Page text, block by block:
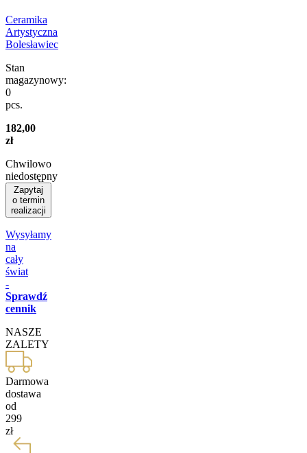
Ceramika
Artystyczna
Bolesławiec
Stan
magazynowy:
0
pcs.
182,00
zł
Chwilowo
niedostępny
Zapytaj
o termin
realizacji
Wysyłamy
na
cały
świat
-
Sprawdź
cennik
NASZE
ZALETY
Darmowa
dostawa
od
299
zł